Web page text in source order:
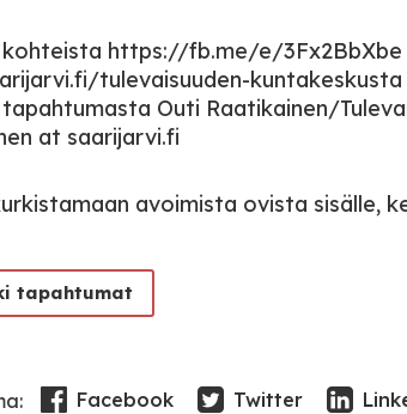
https://fb.me/e/3Fx2BbXbe
tulevaisuuden-kuntakeskusta
Outi Raatikainen/
at saarijarvi.fi
avoimista ovista sisälle,
tapahtumat
Facebook Twitter